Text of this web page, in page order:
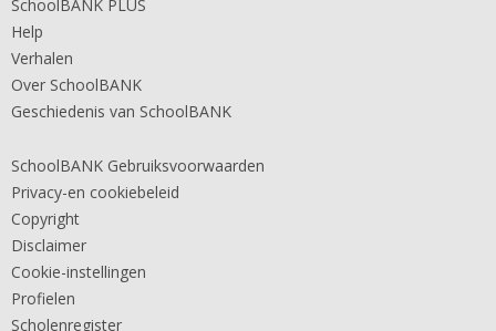
SchoolBANK PLUS
Help
Verhalen
Over SchoolBANK
Geschiedenis van SchoolBANK
SchoolBANK Gebruiksvoorwaarden
Privacy-en cookiebeleid
Copyright
Disclaimer
Cookie-instellingen
Profielen
Scholenregister